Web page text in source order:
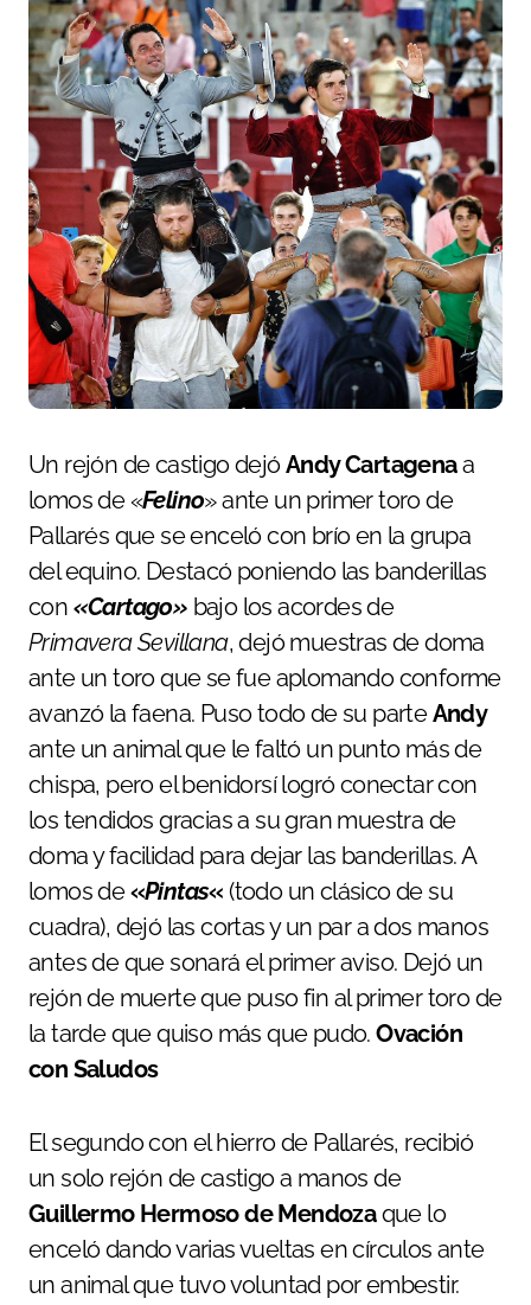
Un rejón de castigo dejóAndy Cartagenaa
lomos de «Felino» ante un primer toro de
Pallarés que se enceló con brío en la grupa
del equino. Destacó poniendo las banderillas
con «Cartago» bajo los acordes de
Primavera Sevillana, dejó muestras de doma
ante un toro que se fue aplomando conforme
avanzó la faena. Puso todo de su parteAndy
ante un animal que le faltó un punto más de
chispa, pero el benidorsí logró conectar con
los tendidos gracias a su gran muestra de
doma y facilidad para dejar las banderillas. A
lomos de«Pintas« (todo un clásico de su
cuadra), dejó las cortas y un par a dos manos
antes de que sonará el primer aviso. Dejó un
rejón de muerte que puso fin al primer toro de
la tarde que quiso más que pudo.Ovación
con Saludos
El segundo con el hierro de Pallarés, recibió
un solo rejón de castigo a manos de
Guillermo Hermoso de Mendozaque lo
enceló dando varias vueltas en círculos ante
un animal que tuvo voluntad por embestir.